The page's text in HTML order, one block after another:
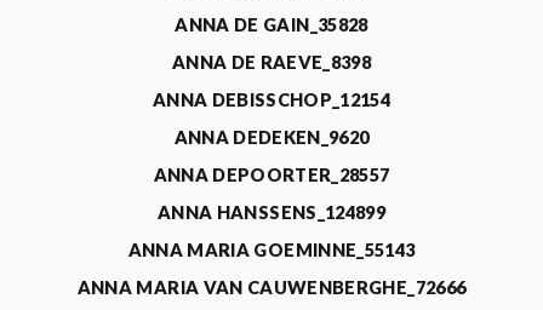
ANNA DE GAIN_35828
ANNA DE RAEVE_8398
ANNA DEBISSCHOP_12154
ANNA DEDEKEN_9620
ANNA DEPOORTER_28557
ANNA HANSSENS_124899
ANNA MARIA GOEMINNE_55143
ANNA MARIA VAN CAUWENBERGHE_72666